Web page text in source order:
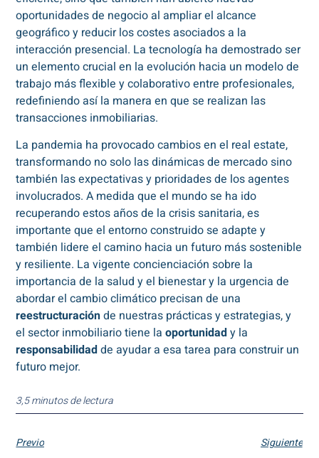
oportunidades de negocio al ampliar el alcance
geográfico y reducir los costes asociados a la
interacción presencial. La tecnología ha demostrado ser
un elemento crucial en la evolución hacia un modelo de
trabajo más flexible y colaborativo entre profesionales,
redefiniendo así la manera en que se realizan las
transacciones inmobiliarias.
La pandemia ha provocado cambios en el real estate,
transformando no solo las dinámicas de mercado sino
también las expectativas y prioridades de los agentes
involucrados. A medida que el mundo se ha ido
recuperando estos años de la crisis sanitaria, es
importante que el entorno construido se adapte y
también lidere el camino hacia un futuro más sostenible
y resiliente. La vigente concienciación sobre la
importancia de la salud y el bienestar y la urgencia de
abordar el cambio climático precisan de una
reestructuraciónde nuestras prácticas y estrategias, y
el sector inmobiliario tiene laoportunidady la
responsabilidadde ayudar a esa tarea para construir un
futuro mejor.
3,5 minutos de lectura
Previo
Siguiente